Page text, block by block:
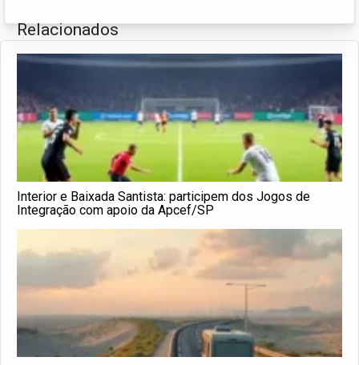
Relacionados
Interior e Baixada Santista: participem dos Jogos de
Integração com apoio da Apcef/SP